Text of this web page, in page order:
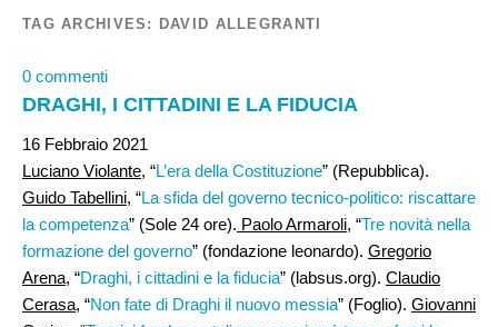
TAG ARCHIVES: DAVID ALLEGRANTI
0 commenti
DRAGHI, I CITTADINI E LA FIDUCIA
16 Febbraio 2021
Luciano Violante, “L’era della Costituzione” (Repubblica).
Guido Tabellini, “La sfida del governo tecnico-politico: riscattare
la competenza” (Sole 24 ore). Paolo Armaroli, “Tre novità nella
formazione del governo” (fondazione leonardo). Gregorio
Arena, “Draghi, i cittadini e la fiducia” (labsus.org). Claudio
Cerasa, “Non fate di Draghi il nuovo messia” (Foglio). Giovanni